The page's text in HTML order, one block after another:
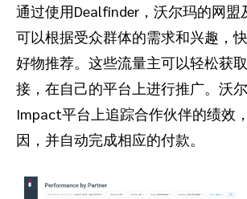
通过使用Dealfinder，沃尔玛的网盟
可以根据受众群体的需求和兴趣，
好物推荐。这些流量主可以轻松获
接，在自己的平台上进行推广。沃
Impact平台上追踪合作伙伴的绩效
因，并自动完成相应的付款。